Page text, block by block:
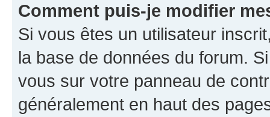
Comment puis-je modifier
Si vous êtes un utilisateur
la base de données du forum.
vous sur votre panneau de
généralement en haut des